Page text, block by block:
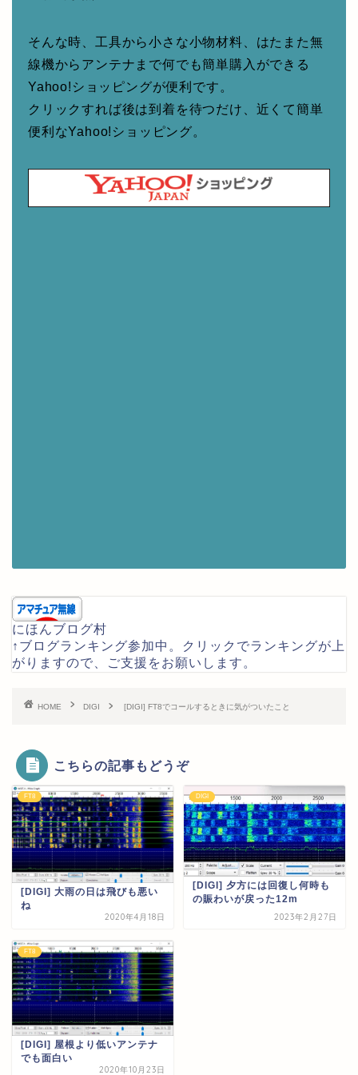
そんな時、工具から小さな小物材料、はたまた無
線機からアンテナまで何でも簡単購入ができる
Yahoo!ショッピングが便利です。
クリックすれば後は到着を待つだけ、近くて簡単
便利なYahoo!ショッピング。
にほんブログ村
↑ブログランキング参加中。クリックでランキングが上
がりますので、ご支援をお願いします。
HOME DIGI [DIGI] FT8でコールするときに気がついたこと
こちらの記事もどうぞ
FT8
[DIGI] 大雨の日は飛びも悪い
ね
2020年4月18日
DIGI
[DIGI] 夕方には回復し何時も
の賑わいが戻った12m
2023年2月27日
FT8
[DIGI] 屋根より低いアンテナ
でも面白い
2020年10月23日